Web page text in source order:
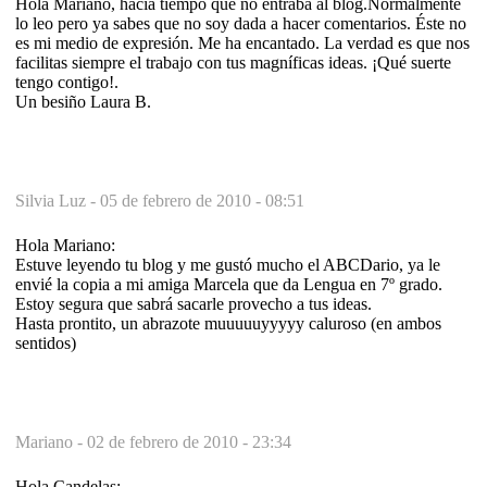
lo leo pero ya sabes que no soy dada a hacer comentarios. Éste no
es mi medio de expresión. Me ha encantado. La verdad es que nos
facilitas siempre el trabajo con tus magníficas ideas. ¡Qué suerte
tengo contigo!.
Un besiño Laura B.
Silvia Luz - 05 de febrero de 2010 - 08:51
Hola Mariano:
Estuve leyendo tu blog y me gustó mucho el ABCDario, ya le
envié la copia a mi amiga Marcela que da Lengua en 7º grado.
Estoy segura que sabrá sacarle provecho a tus ideas.
Hasta prontito, un abrazote muuuuuyyyyy caluroso (en ambos
sentidos)
Mariano - 02 de febrero de 2010 - 23:34